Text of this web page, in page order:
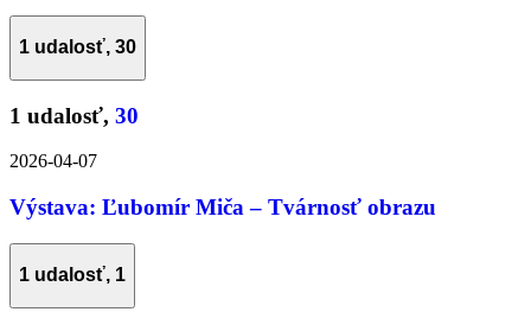
1 udalosť, 30
1 udalosť, 30
2026-04-07
Výstava: Ľubomír Miča – Tvárnosť obrazu
1 udalosť, 1